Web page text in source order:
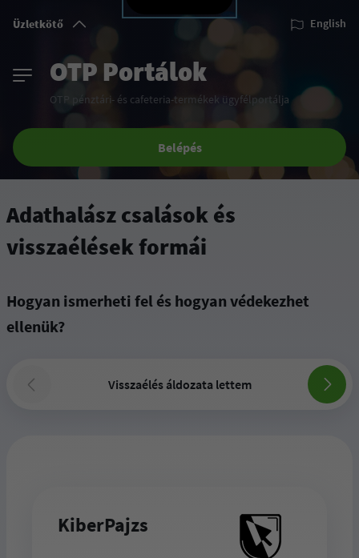
Üzletkötő English
OTP Portálok
OTP pénztári- és cafeteria-termékek ügyfélportálja
Belépés
Adathalász csalások és
visszaélések formái
Hogyan ismerheti fel és hogyan védekezhet
ellenük?
Visszaélés áldozata lettem
KiberPajzs